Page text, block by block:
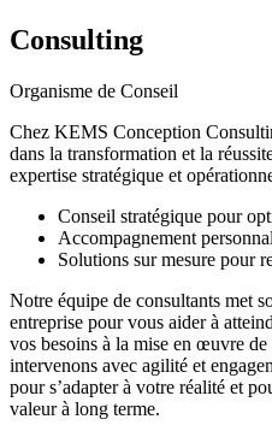
Consulting
Organisme de Conseil
Chez KEMS Conception
dans la transformation et la
expertise stratégique et
Conseil stratégique pour
Accompagnement
Solutions sur mesure pour
Notre équipe de consultants met
entreprise pour vous aider à
vos besoins à la mise en œuvre
intervenons avec agilité et
pour s’adapter à votre réalité et
valeur à long terme.